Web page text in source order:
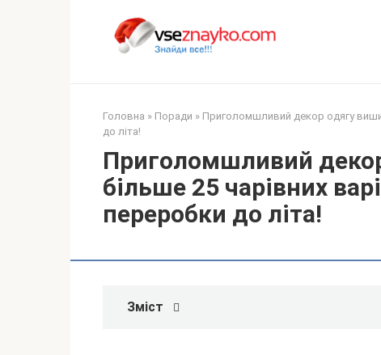
Головна » Поради » Приголомшливий декор одягу
до літа!
Приголомшливий
більше 25 чарівних
переробки до літа!
Зміст